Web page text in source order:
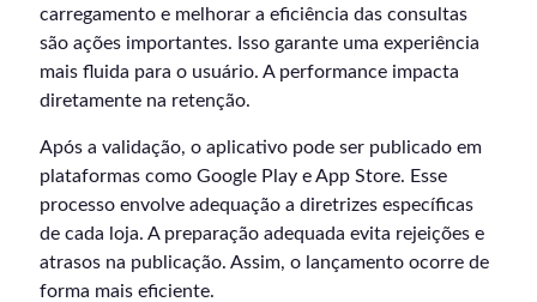
carregamento e melhorar a eficiência das consultas
são ações importantes. Isso garante uma experiência
mais fluida para o usuário. A performance impacta
diretamente na retenção.
Após a validação, o aplicativo pode ser publicado em
plataformas como Google Play e App Store. Esse
processo envolve adequação a diretrizes específicas
de cada loja. A preparação adequada evita rejeições e
atrasos na publicação. Assim, o lançamento ocorre de
forma mais eficiente.